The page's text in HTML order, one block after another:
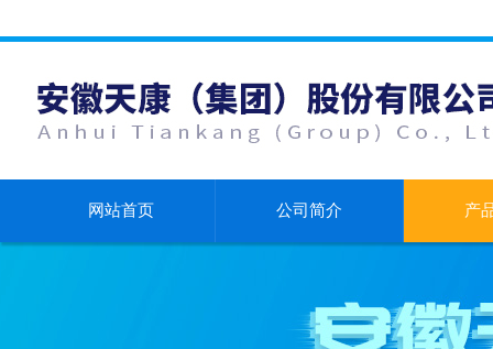
网站首页 公司简介 产